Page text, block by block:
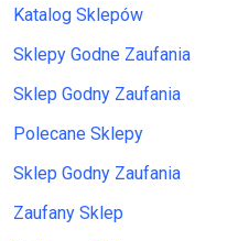
Katalog Sklepów
Sklepy Godne Zaufania
Sklep Godny Zaufania
Polecane Sklepy
Sklep Godny Zaufania
Zaufany Sklep